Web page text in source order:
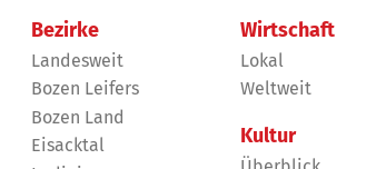
Bezirke
Landesweit
Bozen Leifers
Bozen Land
Eisacktal
Wirtschaft
Lokal
Weltweit
Kultur